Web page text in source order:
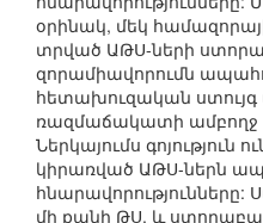
օրինակ, մեկ
տրված ԱԹՍ-ների
զորամիավորումն
հետախուզական ստույգ
ռազմաճակատի ամբողջ
Ներկայումս գոյություն
կիրառված ԱԹՍ-ներն
մի քանի ԹՍ, և